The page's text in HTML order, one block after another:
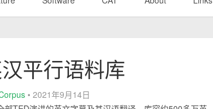
平行语料库
• 2021年9月14日